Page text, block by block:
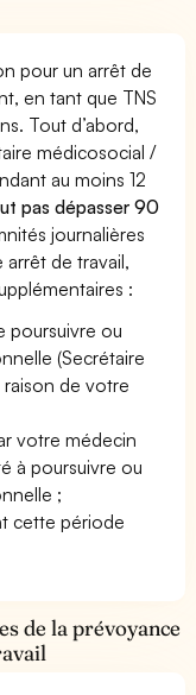
pour un arrêt de
en tant que TNS
Tout d’abord,
médicosocial /
au moins 12
pas dépasser 90
journalières
arrêt de travail,
:
poursuivre ou
(Secrétaire
de votre
votre médecin
à poursuivre ou
;
cette période
de la prévoyance